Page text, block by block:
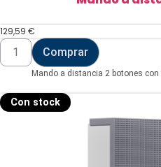
129,59 €
Mando
distancia
DAITEM
Comprar
Mando a distancia 2 botones
Con stock